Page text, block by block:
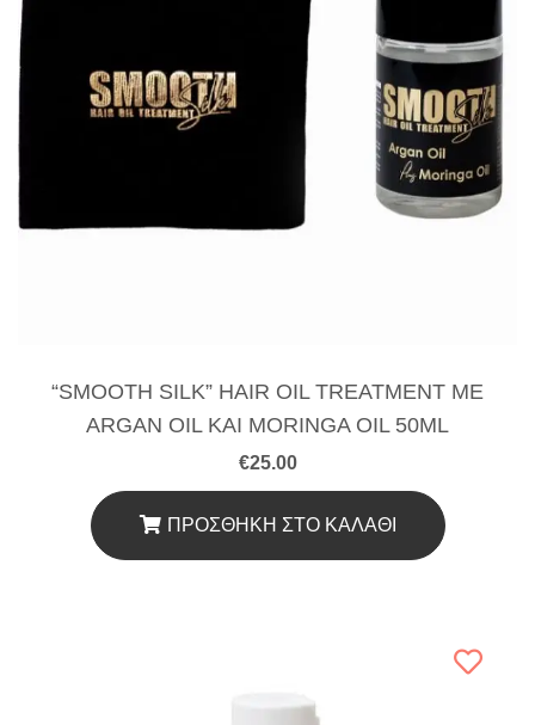
“SMOOTH SILK” HAIR OIL TREATMENT ΜΕ
ARGAN OIL ΚΑΙ MORINGA OIL 50ML
€25.00
ΠΡΟΣΘΉΚΗ ΣΤΟ ΚΑΛΆΘΙ